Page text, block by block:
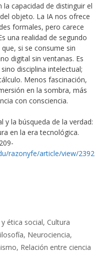
la capacidad de distinguir el
objeto. La IA nos ofrece
formales, pero carece
una realidad de segundo
si se consume sin
digital sin ventanas. Es
disciplina intelectual;
Menos fascinación,
en la sombra, más
con consciencia.
y la búsqueda de la verdad:
en la era tecnológica.
razonyfe/article/view/2392
ética social, Cultura
, Neurociencia,
, Relación entre ciencia